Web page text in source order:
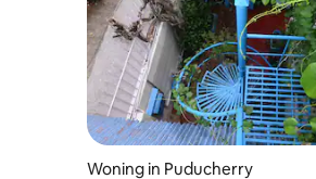
Woning in Puducherry